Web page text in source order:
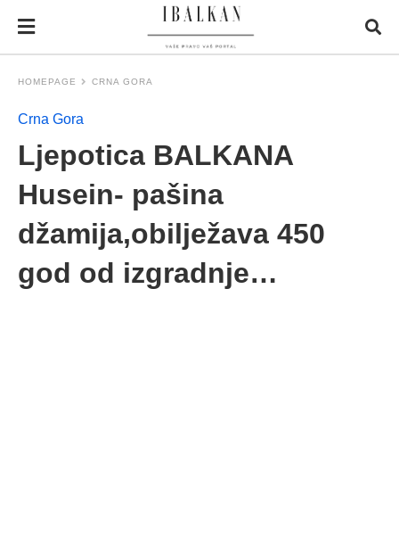
HOMEPAGE CRNA GORA
Crna Gora
Ljepotica BALKANA
Husein- pašina
džamija,obilježava 450
god od izgradnje…